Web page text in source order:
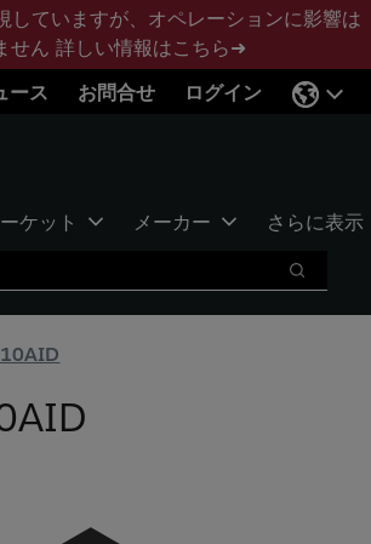
していますが、オペレーションに影響は
せん 詳しい情報はこちら➜
ース
お問合せ ログイン
ケット メーカー さらに表示
検索